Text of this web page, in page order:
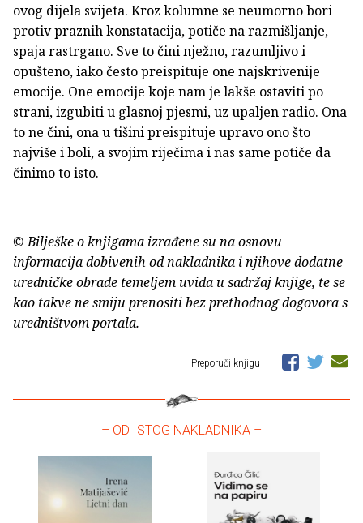
ovog dijela svijeta. Kroz kolumne se neumorno bori
protiv praznih konstatacija, potiče na razmišljanje,
spaja rastrgano. Sve to čini nježno, razumljivo i
opušteno, iako često preispituje one najskrivenije
emocije. One emocije koje nam je lakše ostaviti po
strani, izgubiti u glasnoj pjesmi, uz upaljen radio. Ona
to ne čini, ona u tišini preispituje upravo ono što
najviše i boli, a svojim riječima i nas same potiče da
činimo to isto.
© Bilješke o knjigama izrađene su na osnovu
informacija dobivenih od nakladnika i njihove dodatne
uredničke obrade temeljem uvida u sadržaj knjige, te se
kao takve ne smiju prenositi bez prethodnog dogovora s
uredništvom portala.
Preporuči knjigu
– OD ISTOG NAKLADNIKA –